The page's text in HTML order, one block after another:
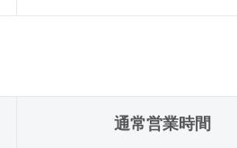
通常営業時間